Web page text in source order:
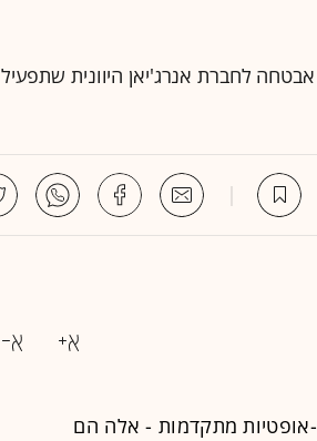
לאספקת פתרונות אבטחה לחברת אנרג'יאן היוונית שתפעיל
אופטיות מתקדמות - אלה הם